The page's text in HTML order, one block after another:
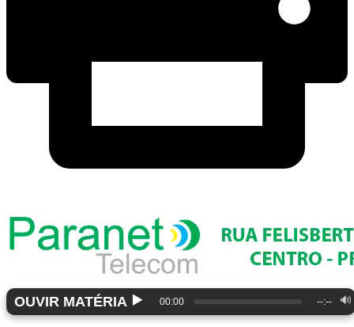
OUVIR MATÉRIA ▶️ 00:00 --:-- 🔊